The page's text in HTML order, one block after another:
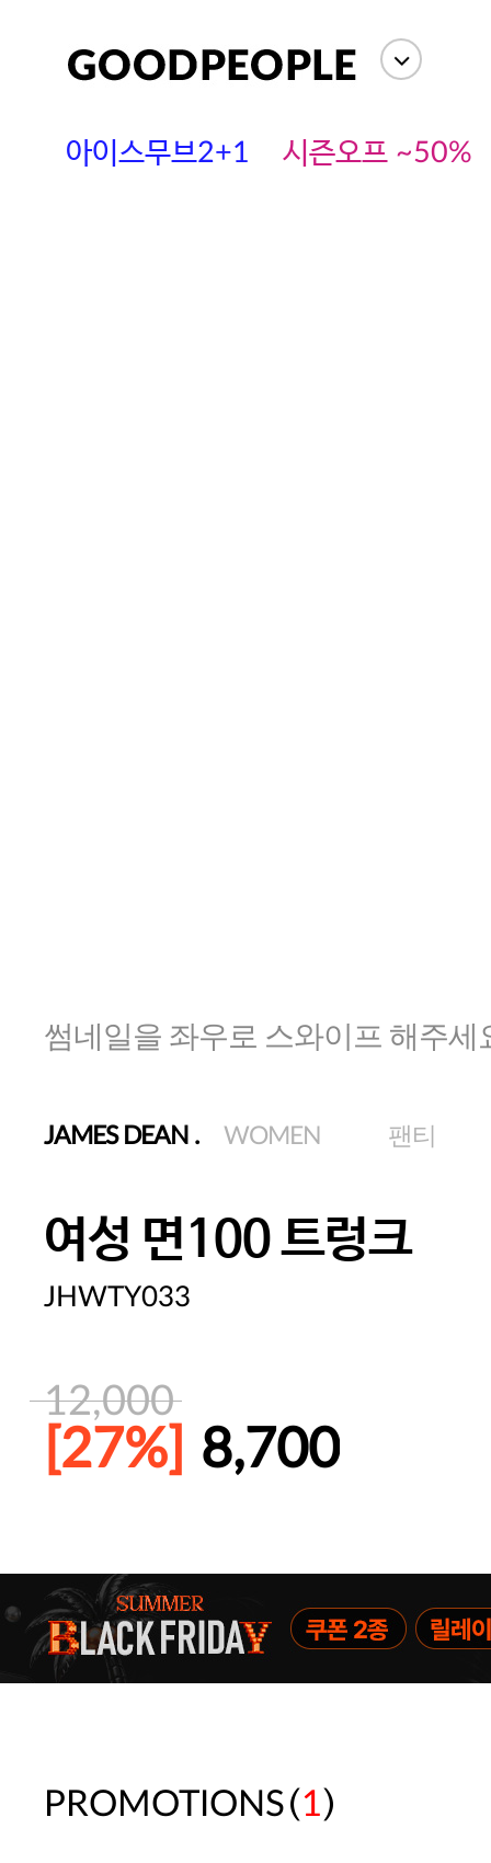
아이스무브2+1 시즌오프 ~50%
썸네일을 좌우로 스와이프 해주세
JAMES DEAN . WOMEN 팬티
여성 면100 트렁크
JHWTY033
12,000
[27%] 8,700
주말특가 20%(8.7~8.9)/5만원 이
[썸머블프] 1만원 할인 쿠폰(8.1~31)
PROMOTIONS(1)